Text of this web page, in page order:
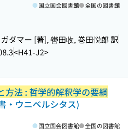
ダマー [著], 轡田收, 巻田悦郎 訳
<H41-J2>
国立国会図書館 全国の図書館
方法 : 哲学的解釈学の要綱
・ウニベルシタス)
国立国会図書館 全国の図書館